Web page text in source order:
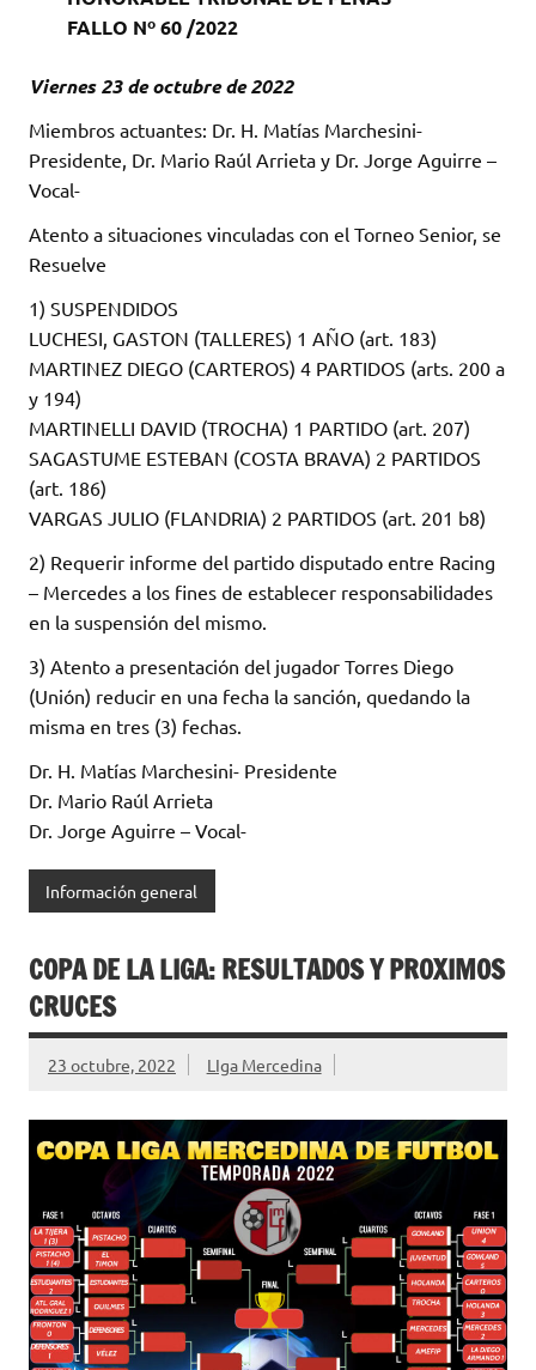
FALLO Nº 60 /2022
Viernes 23 de octubre de 2022
Miembros actuantes: Dr. H. Matías Marchesini-
Presidente, Dr. Mario Raúl Arrieta y Dr. Jorge Aguirre –
Vocal-
Atento a situaciones vinculadas con el Torneo Senior, se
Resuelve
1) SUSPENDIDOS
LUCHESI, GASTON (TALLERES) 1 AÑO (art. 183)
MARTINEZ DIEGO (CARTEROS) 4 PARTIDOS (arts. 200 a
y 194)
MARTINELLI DAVID (TROCHA) 1 PARTIDO (art. 207)
SAGASTUME ESTEBAN (COSTA BRAVA) 2 PARTIDOS
(art. 186)
VARGAS JULIO (FLANDRIA) 2 PARTIDOS (art. 201 b8)
2) Requerir informe del partido disputado entre Racing
– Mercedes a los fines de establecer responsabilidades
en la suspensión del mismo.
3) Atento a presentación del jugador Torres Diego
(Unión) reducir en una fecha la sanción, quedando la
misma en tres (3) fechas.
Dr. H. Matías Marchesini- Presidente
Dr. Mario Raúl Arrieta
Dr. Jorge Aguirre – Vocal-
Información general
COPA DE LA LIGA: RESULTADOS Y PROXIMOS
CRUCES
23 octubre, 2022 LIga Mercedina